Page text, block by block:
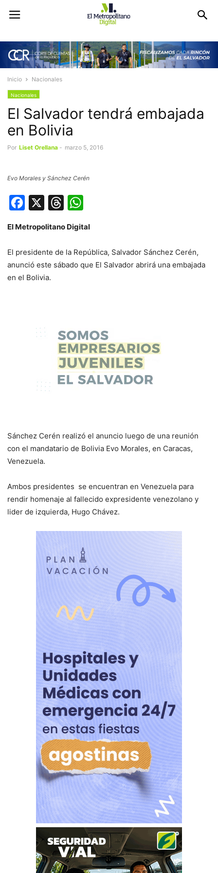
Inicio Nacionales
Nacionales
El Salvador tendrá embajada
en Bolivia
Por Liset Orellana - marzo 5, 2016
Evo Morales y Sánchez Cerén
Facebook
X Threads
El Metropolitano Digital
El presidente de la República, Salvador Sánchez Cerén,
anunció este sábado que El Salvador abrirá una embajada
en el Bolivia.
Sánchez Cerén realizó el anuncio luego de una reunión
con el mandatario de Bolivia Evo Morales, en Caracas,
Venezuela.
Ambos presidentes se encuentran en Venezuela para
rendir homenaje al fallecido expresidente venezolano y
lider de izquierda, Hugo Chávez.